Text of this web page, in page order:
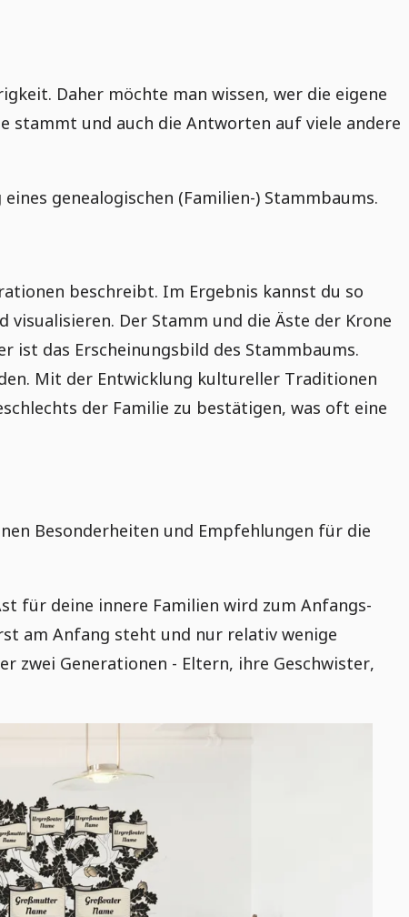
Daher möchte man wissen, wer die eigene
stammt und auch die Antworten auf viele andere
genealogischen (Familien-) Stammbaums.
beschreibt. Im Ergebnis kannst du so
Der Stamm und die Äste der Krone
ist das Erscheinungsbild des Stammbaums.
Mit der Entwicklung kultureller Traditionen
der Familie zu bestätigen, was oft eine
Besonderheiten und Empfehlungen für die
für deine innere Familien wird zum Anfangs-
am Anfang steht und nur relativ wenige
Generationen - Eltern, ihre Geschwister,